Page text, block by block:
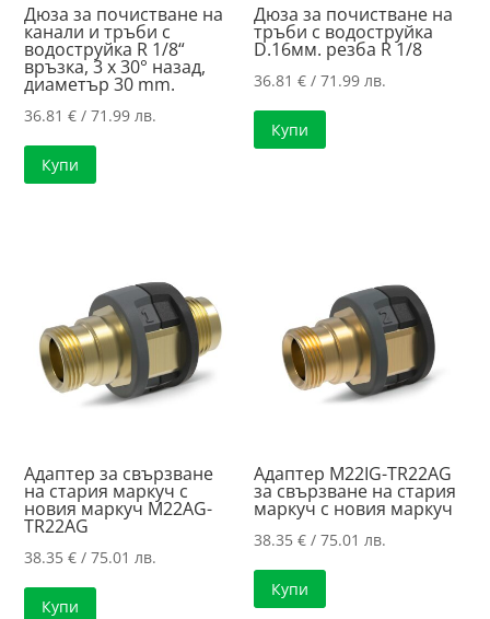
Дюза за почистване на
канали и тръби с
водоструйка R 1/8“
връзка, 3 x 30° назад,
диаметър 30 ​​mm.
36.81€ / 71.99 лв.
Купи
Дюза за почистване на
тръби с водоструйка
D.16мм. резба R 1/8
36.81€ / 71.99 лв.
Купи
Адаптер за свързване
на стария маркуч с
новия маркуч M22AG-
TR22AG
38.35€ / 75.01 лв.
Купи
Адаптер M22IG-TR22AG
за свързване на стария
маркуч с новия маркуч
38.35€ / 75.01 лв.
Купи